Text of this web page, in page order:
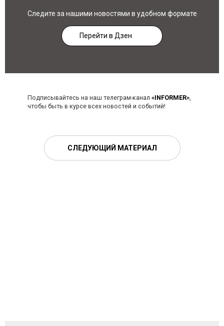
Следите за нашими новостями в удобном формате
Перейти в Дзен
Подписывайтесь на наш телеграм-канал «INFORMER»,
чтобы быть в курсе всех новостей и событий!
СЛЕДУЮЩИЙ МАТЕРИАЛ